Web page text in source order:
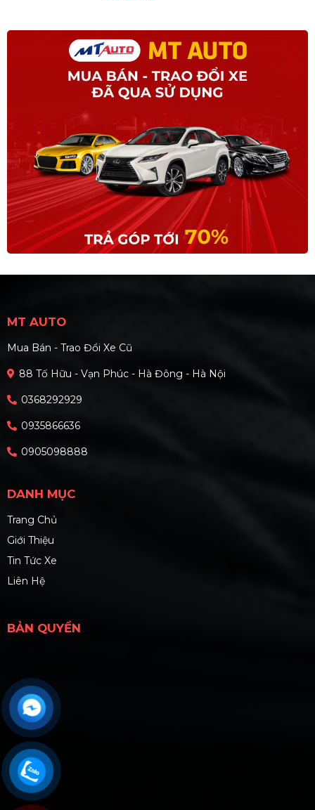
MT AUTO
Mua Bán - Trao Đổi Xe Cũ
88 Tố Hữu - Vạn Phúc - Hà Đông - Hà Nội
0368292929
0935866636
0905098888
DANH MỤC
Trang Chủ
Giới Thiệu
Tin Tức Xe
Liên Hệ
BẢN QUYỀN